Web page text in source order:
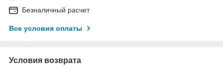
Безналичный расчет
Все условия оплаты
Условия возврата